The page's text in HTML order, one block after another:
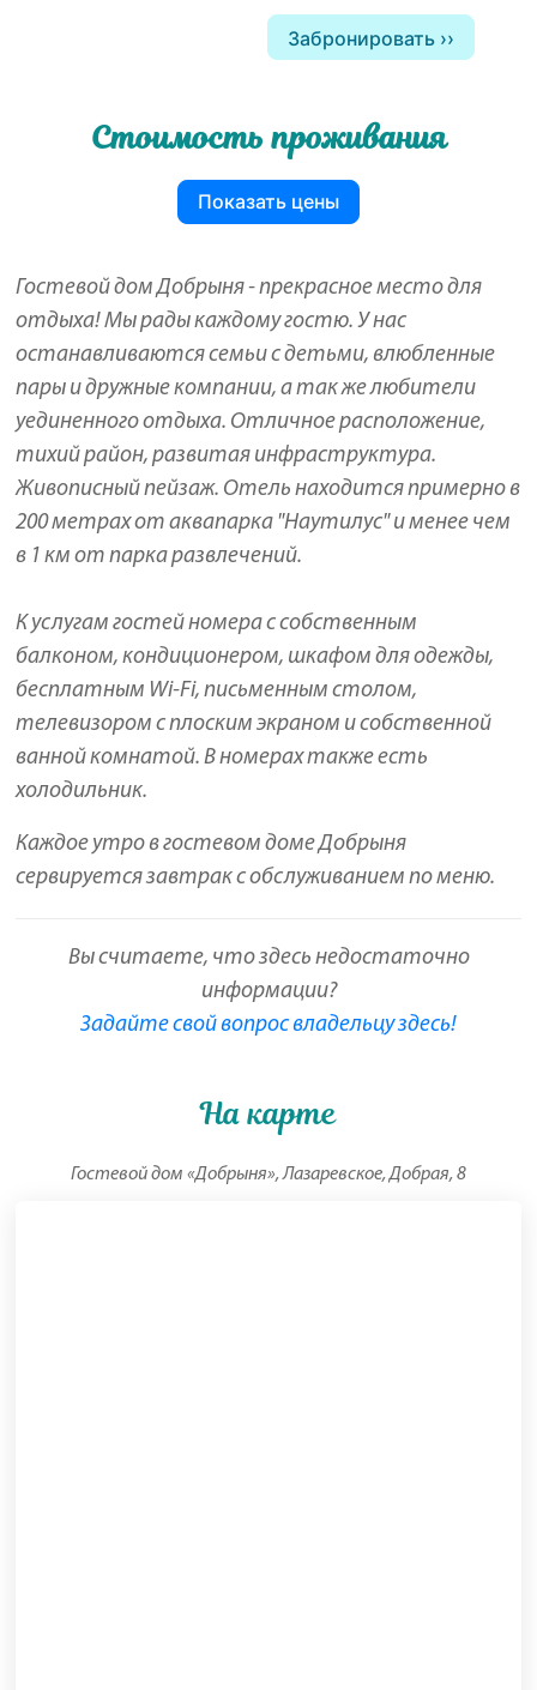
Забронировать
Стоимость проживания
Показать цены
Гостевой дом Добрыня - прекрасное место для
отдыха! Мы рады каждому гостю. У нас
останавливаются семьи с детьми, влюбленные
пары и дружные компании, а так же любители
уединенного отдыха. Отличное расположение,
тихий район, развитая инфраструктура.
Живописный пейзаж. Отель находится примерно в
200 метрах от аквапарка "Наутилус" и менее чем
в 1 км от парка развлечений.
К услугам гостей номера с собственным
балконом, кондиционером, шкафом для одежды,
бесплатным Wi-Fi, письменным столом,
телевизором с плоским экраном и собственной
ванной комнатой. В номерах также есть
холодильник.
Каждое утро в гостевом доме Добрыня
сервируется завтрак с обслуживанием по меню.
Вы считаете, что здесь недостаточно
информации?
Задайте свой вопрос владельцу здесь!
На карте
Гостевой дом «Добрыня», Лазаревское, Добрая, 8